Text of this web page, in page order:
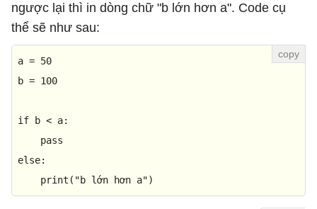
ngược lại thì in dòng chữ "b lớn hơn a". Code cụ
thể sẽ như sau:
a = 50
b = 100
if b < a:
pass
else:
print ( "b lớn hơn a")